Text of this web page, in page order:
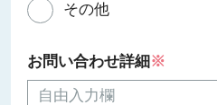
その他
お問い合わせ詳細※